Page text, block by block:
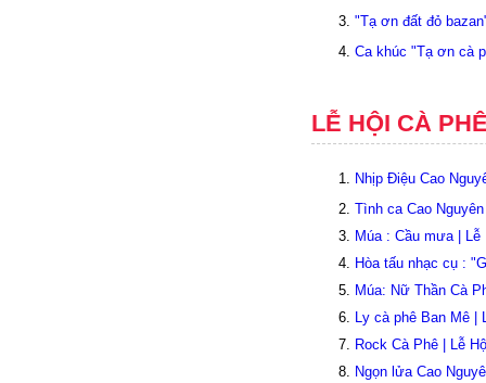
"Tạ ơn đất đỏ
Ca khúc "Tạ ơn cà
LỄ HỘI CÀ
Nhịp Điệu Cao
Tình ca Cao
Múa : Cầu mưa | Lễ
Hòa tấu nhạc cụ :
Múa: Nữ Thần Cà
Ly cà phê Ban Mê |
Rock Cà Phê | Lễ
Ngọn lửa Cao